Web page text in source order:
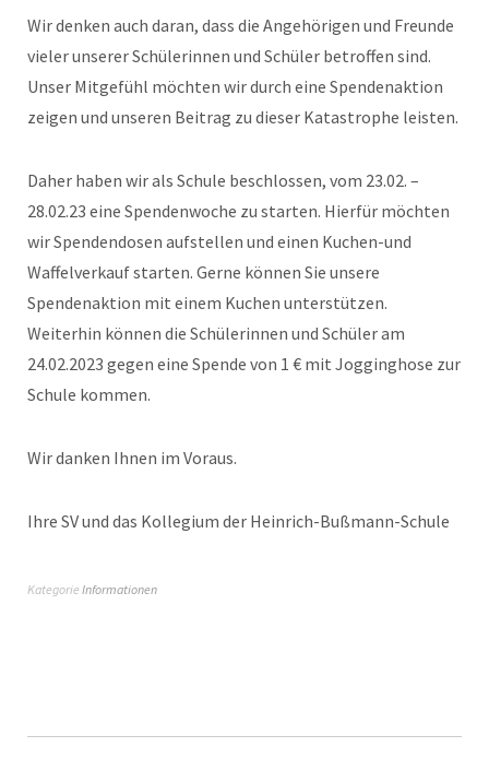
Wir denken auch daran, dass die Angehörigen und Freunde
vieler unserer Schülerinnen und Schüler betroffen sind.
Unser Mitgefühl möchten wir durch eine Spendenaktion
zeigen und unseren Beitrag zu dieser Katastrophe leisten.
Daher haben wir als Schule beschlossen, vom 23.02. –
28.02.23 eine Spendenwoche zu starten. Hierfür möchten
wir Spendendosen aufstellen und einen Kuchen-und
Waffelverkauf starten. Gerne können Sie unsere
Spendenaktion mit einem Kuchen unterstützen.
Weiterhin können die Schülerinnen und Schüler am
24.02.2023 gegen eine Spende von 1 € mit Jogginghose zur
Schule kommen.
Wir danken Ihnen im Voraus.
Ihre SV und das Kollegium der Heinrich-Bußmann-Schule
Kategorie Informationen